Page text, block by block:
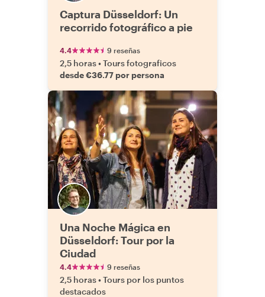
Captura Düsseldorf: Un
recorrido fotográfico a pie
4.4 9 reseñas
2,5 horas•Tours fotograficos
desde €36.77 por persona
Una Noche Mágica en
Düsseldorf: Tour por la
Ciudad
4.4 9 reseñas
2,5 horas•Tours por los puntos
destacados